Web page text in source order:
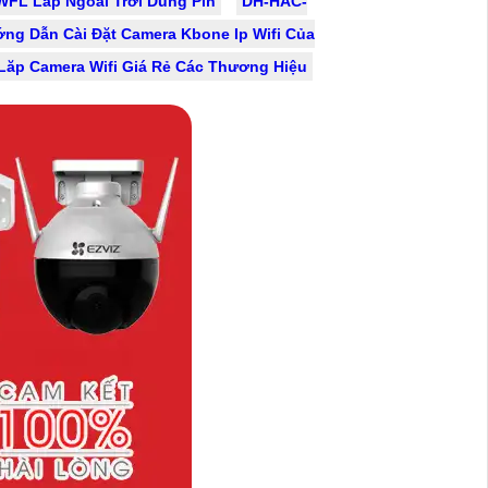
tin tưởng và an tâm cho người sử
dụng
Dẫn Cài Đặt Camera Kbone Ip Wifi Của
Camera Wifi Giá Rẻ Các Thương Hiệu